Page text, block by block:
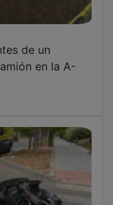
de un
en la A-